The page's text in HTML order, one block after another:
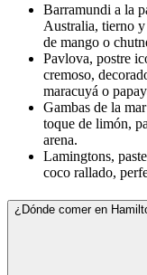
Barramundi a la
Australia, tierno y
de mango o
Pavlova, postre
cremoso,
maracuyá o
Gambas de la
toque de limón,
arena.
Lamingtons,
coco rallado,
¿Dónde comer en